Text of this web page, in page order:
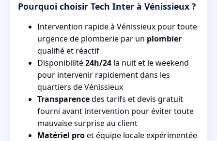
Pourquoi choisir Tech Inter à Vénissieux ?
Intervention rapide à Vénissieux pour toute
urgence de plomberie par un plombier
qualifié et réactif
Disponibilité24h/24 la nuit et le weekend
pour intervenir rapidement dans les
quartiers de Vénissieux
Transparencedes tarifs et devis gratuit
fourni avant intervention pour éviter toute
mauvaise surprise au client
Matériel proet équipe locale expérimentée